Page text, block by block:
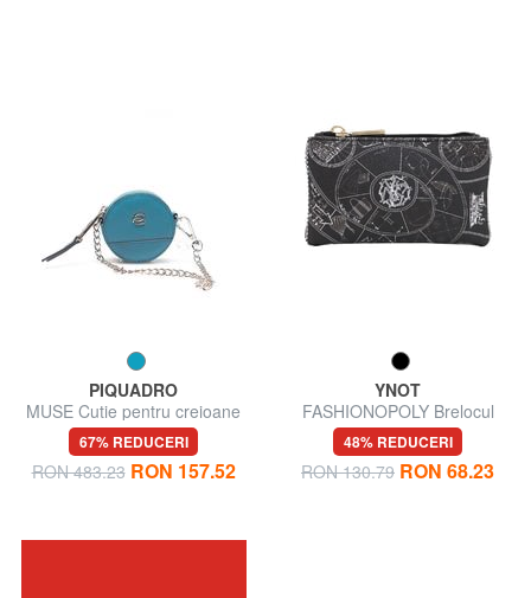
PIQUADRO
MUSE Cutie pentru creioane
67% REDUCERI
RON 483.23 RON 157.52
YNOT
FASHIONOPOLY Brelocul
48% REDUCERI
RON 130.79 RON 68.23